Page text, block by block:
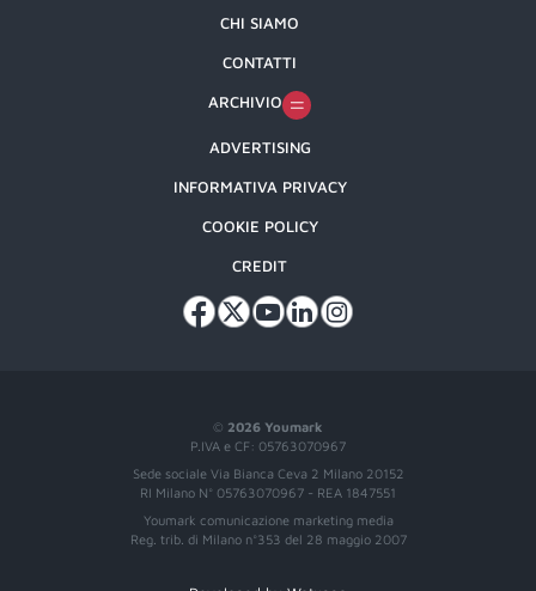
© 2026 Youmark
P.IVA e CF: 05763070967
Sede sociale Via Bianca Ceva 2 Milano 20152
RI Milano N° 05763070967 - REA 1847551
Youmark comunicazione marketing media
Reg. trib. di Milano n°353 del 28 maggio 2007
CHI SIAMO
CONTATTI
ARCHIVIO
ADVERTISING
INFORMATIVA PRIVACY
COOKIE POLICY
CREDIT